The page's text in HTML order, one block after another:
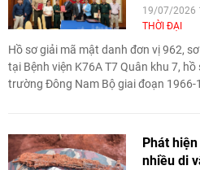
19/07/2026
THỜI ĐẠI
Hồ sơ giải mã mật danh đơn vị 962,
tại Bệnh viện K76A T7 Quân khu 7,
trường Đông Nam Bộ giai đoạn
khoanh vùng vị trí mộ, tìm thân nhân
dịch 500 ngày đêm.
Phát
nhiều di